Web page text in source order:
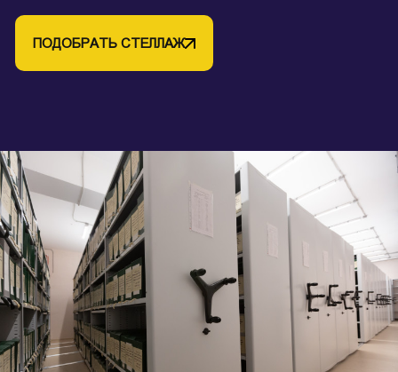
ПОДОБРАТЬ СТЕЛЛАЖ